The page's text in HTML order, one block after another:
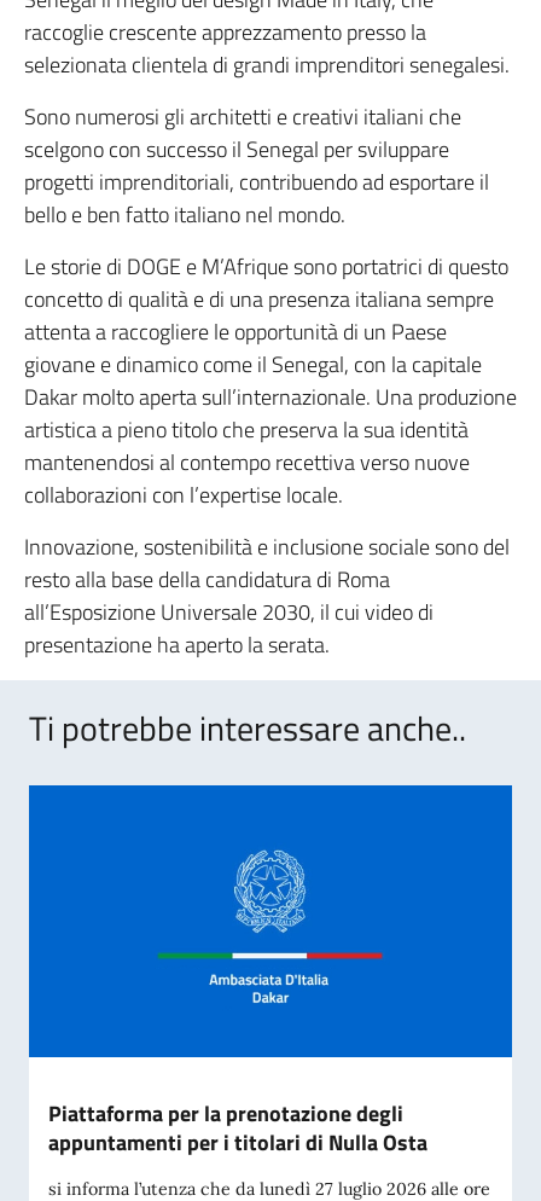
raccoglie crescente apprezzamento presso la
selezionata clientela di grandi imprenditori senegalesi.
Sono numerosi gli architetti e creativi italiani che
scelgono con successo il Senegal per sviluppare
progetti imprenditoriali, contribuendo ad esportare il
bello e ben fatto italiano nel mondo.
Le storie di DOGE e M’Afrique sono portatrici di questo
concetto di qualità e di una presenza italiana sempre
attenta a raccogliere le opportunità di un Paese
giovane e dinamico come il Senegal, con la capitale
Dakar molto aperta sull’internazionale. Una produzione
artistica a pieno titolo che preserva la sua identità
mantenendosi al contempo recettiva verso nuove
collaborazioni con l’expertise locale.
Innovazione, sostenibilità e inclusione sociale sono del
resto alla base della candidatura di Roma
all’Esposizione Universale 2030, il cui video di
presentazione ha aperto la serata.
Ti potrebbe interessare anche..
Piattaforma per la prenotazione degli
appuntamenti per i titolari di Nulla Osta
si informa l’utenza che da lunedì 27 luglio 2026 alle ore